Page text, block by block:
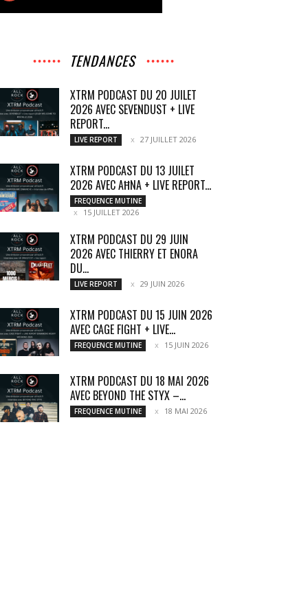
TENDANCES
XTRM PODCAST DU 20 JUILET
2026 AVEC SEVENDUST + LIVE
REPORT...
LIVE REPORT 27 JUILLET 2026
XTRM PODCAST DU 13 JUILET
2026 AVEC AĦNA + LIVE REPORT...
FREQUENCE MUTINE
15 JUILLET 2026
XTRM PODCAST DU 29 JUIN
2026 AVEC THIERRY ET ENORA
DU...
LIVE REPORT 29 JUIN 2026
XTRM PODCAST DU 15 JUIN 2026
AVEC CAGE FIGHT + LIVE...
FREQUENCE MUTINE 15 JUIN 2026
XTRM PODCAST DU 18 MAI 2026
AVEC BEYOND THE STYX –...
FREQUENCE MUTINE 18 MAI 2026